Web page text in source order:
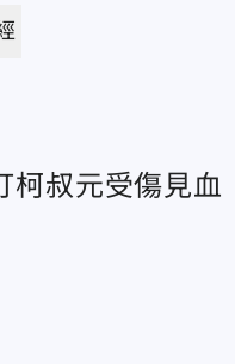
叔元受傷見血